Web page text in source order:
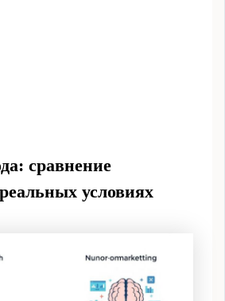
сравнение
условиях